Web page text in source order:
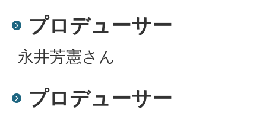
プロデューサー
永井芳憲さん
プロデューサー